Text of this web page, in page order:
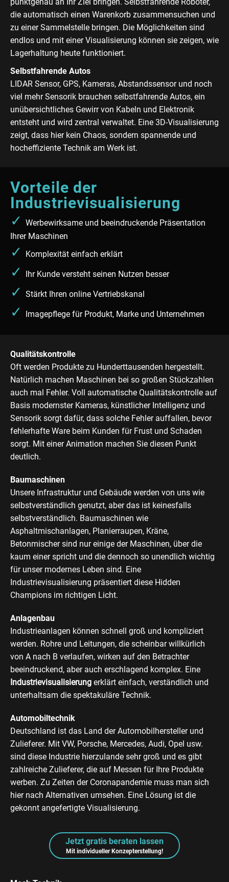
die automatisch einen Warenkorb zusammensuchen und
zu einer Sammelstelle bringen. Die Möglichkeiten sind
endlos und mit einer Visualisierung können sie zeigen, wie
Lagerhaltung heute funktioniert.
Selbstfahrende Autos
LIDAR Sensor, GPS, Kameras, Abstandssensor und noch
viel mehr Sensorik brauchen selbstfahrende Autos, ein
unübersichtliches Gewirr von Kabeln und Elektronik
entsteht und wird zentral verwaltet. Eine 3D-Visualisierung
zeigt, dass hier kein Chaos, sondern spannende und
hocheffiziente Technik am Werk ist.
Vorteile der
Industrievisualisierung
✓ Werbewirksame und beeindruckende Präsentation
Ihrer Maschinen
✓ Komplexität einfach erklärt
✓ Ihr Kunde versteht seinen Nutzen besser
✓ Stärkt Ihren online Vertriebskanal
✓ Imagepflege für Produkt, Marke und Unternehmen
Qualitätskontrolle
Oft werden Produkte zu Hunderttausenden hergestellt.
Natürlich machen Maschinen bei so großen Stückzahlen
auch mal Fehler. Voll automatische Qualitätskontrolle auf
Basis modernster Kameras, künstlicher Intelligenz und
Sensorik sorgt dafür, dass solche Fehler auffallen, bevor
fehlerhafte Ware beim Kunden für Frust und Schaden
sorgt. Mit einer Animation machen Sie diesen Punkt
deutlich.
Baumaschinen
Unsere Infrastruktur und Gebäude werden von uns wie
selbstverständlich genutzt, aber das ist keinesfalls
selbstverständlich. Baumaschinen wie
Asphaltmischanlagen, Planierraupen, Kräne,
Betonmischer sind nur einige der Maschinen, über die
kaum einer spricht und die dennoch so unendlich wichtig
für unser modernes Leben sind. Eine
Industrievisualisierung präsentiert diese Hidden
Champions im richtigen Licht.
Anlagenbau
Industrieanlagen können schnell groß und kompliziert
werden. Rohre und Leitungen, die scheinbar willkürlich
von A nach B verlaufen, wirken auf den Betrachter
beeindruckend, aber auch erschlagend komplex. Eine
Industrievisualisierung erklärt einfach, verständlich und
unterhaltsam die spektakuläre Technik.
Automobiltechnik
Deutschland ist das Land der Automobilhersteller und
Zulieferer. Mit VW, Porsche, Mercedes, Audi, Opel usw.
sind diese Industrie hierzulande sehr groß und es gibt
zahlreiche Zulieferer, die auf Messen für Ihre Produkte
werben. Zu Zeiten der Coronapandemie muss man sich
hier nach Alternativen umsehen. Eine Lösung ist die
gekonnt angefertigte Visualisierung.
Jetzt gratis beraten lassen
Mit individueller Konzepterstellung!